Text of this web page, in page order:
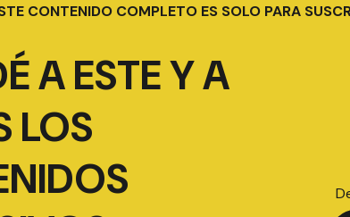
CONTENIDO COMPLETO ES SOLO PARA
A ESTE Y A
LOS